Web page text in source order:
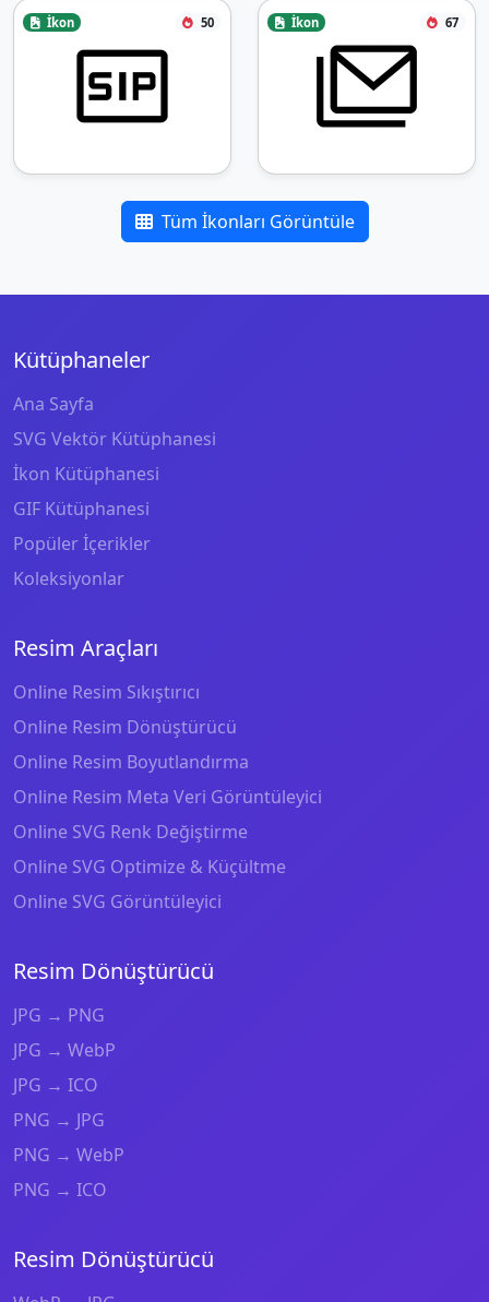
İkon 50 İkon 67
Tüm İkonları Görüntüle
Kütüphaneler
Ana Sayfa
SVG Vektör Kütüphanesi
İkon Kütüphanesi
GIF Kütüphanesi
Popüler İçerikler
Koleksiyonlar
Resim Araçları
Online Resim Sıkıştırıcı
Online Resim Dönüştürücü
Online Resim Boyutlandırma
Online Resim Meta Veri Görüntüleyici
Online SVG Renk Değiştirme
Online SVG Optimize & Küçültme
Online SVG Görüntüleyici
Resim Dönüştürücü
JPG → PNG
JPG → WebP
JPG → ICO
PNG → JPG
PNG → WebP
PNG → ICO
Resim Dönüştürücü